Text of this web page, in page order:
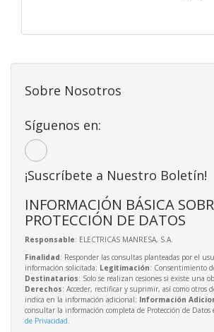
Sobre Nosotros
Síguenos en:
¡Suscríbete a Nuestro Boletín!
INFORMACIÓN BÁSICA
PROTECCIÓN DE DATOS
Responsable: ELECTRICAS MANRESA, S.A.
Finalidad: Responder las consultas planteadas por el
información solicitada; Legitimación: Consentimiento
Destinatarios: Solo se realizan cesiones si existe una
Derechos: Acceder, rectificar y suprimir, así como otros
indica en la información adicional; Información
consultar la información completa de Protección de Datos
de Privacidad